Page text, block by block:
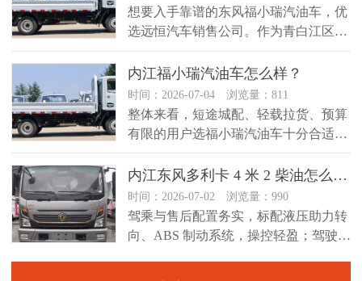
想要入手靠谱的东风福小瑞汽油车，优
选远恒汽车销售公司。作为青白江区深
耕东风轻卡、小卡领域的专业经销商...
内江福小瑞汽油车怎么样？
时间：2026-07-04 浏览量：811
整体来看，短途城配、轻载拉货、预算
有限的用户选福小瑞汽油车十分合适，
是回本快、用车省心的入门创富小卡...
内江东风多利卡 4 米 2 柴油怎么样？
时间：2026-07-02 浏览量：990
驾乘与售后配置务实，标配液压助力转
向、ABS 制动系统，操控轻盈；驾驶室